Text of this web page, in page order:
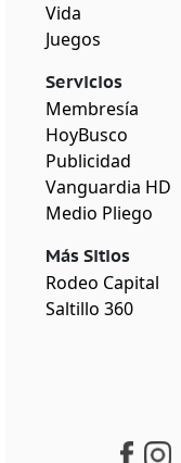
Vida
Juegos
Servicios
Membresía
HoyBusco
Publicidad
Vanguardia HD
Medio Pliego
Más Sitios
Rodeo Capital
Saltillo 360